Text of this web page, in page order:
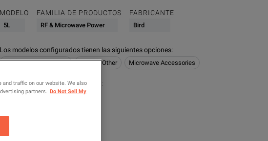
MODELO
5L
FAMILIA DE PRODUCTOS
RF & Microwave Power
FABRICANTE
Bird
Los modelos configurados tienen las siguientes opciones:
RF & Microwave Power Noise & Other Microwave Accessories
AÑADIR PARA COMPARAR
traffic on our website. We also
partners.
Do Not Sell My